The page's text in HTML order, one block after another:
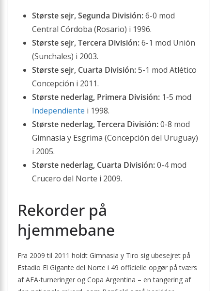
Største sejr, Segunda División:6-0 mod
Central Córdoba (Rosario) i 1996.
Største sejr, Tercera División:6-1 mod Unión
(Sunchales) i 2003.
Største sejr, Cuarta División:5-1 mod Atlético
Concepción i 2011.
Største nederlag, Primera División: 1-5 mod
Independiente i 1998.
Største nederlag, Tercera División:0-8 mod
Gimnasia y Esgrima (Concepción del Uruguay)
i 2005.
Største nederlag, Cuarta División:0-4 mod
Crucero del Norte i 2009.
Rekorder på
hjemmebane
Fra 2009 til 2011 holdt Gimnasia y Tiro sig ubesejret på
Estadio El Gigante del Norte i 49 officielle opgør på tværs
af AFA-turneringer og Copa Argentina – en tangering af